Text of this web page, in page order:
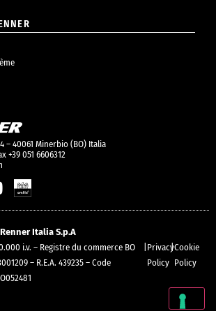
– 40061 Minerbio (BO) Italia
+39 051 6606312
Italia S.p.A
i.v. – Registre du commerce BO
– R.E.A. 439235 – Code
|Privacy
Policy
|Cookie
Policy